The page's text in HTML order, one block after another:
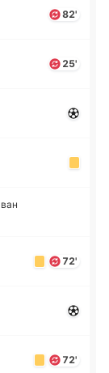
82'
25'
72'
72'